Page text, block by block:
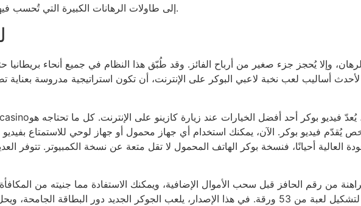
إلى طاولات الرهانات الكبيرة التي تُحسب فيها الثروات وتُنسى عند سحب البطاقة.
وإلا يُحجز جزء صغير من أرباح الفائز. وقد طُبّق هذا النظام في جميع أنحاء
لأحدث أساليب لعب نخبة لاعبي البوكر على الإنترنت، أن تكون استراتيجية مدروسة
فيديو بوكر أحد أفضل الخيارات عند زيارة كازينو على الإنترنت. كل ما تحتاجه هو
فيديو بوكر. الآن، يمكنك استخدام أي جهاز محمول أو جهاز لوحي للاستمتاع
العالية أحيانًا، فنسخة بوكر الهاتف المحمول لا تقل متعة عن نسخة الكمبيوتر. تتوفر
من رقم الحافز قبل سحب الأموال الإضافية، ويمكنك الاستفادة مما جنيته من